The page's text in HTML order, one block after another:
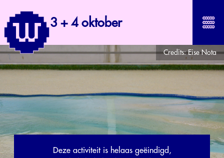
3 + 4 oktober
Credits:Eise Nota
Deze activiteit is helaas geëindigd,